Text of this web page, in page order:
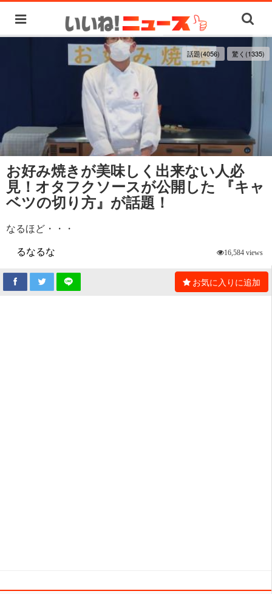
話題(4056) 驚く(1335)
お好み焼きが美味しく出来ない人必
見！オタフクソースが公開した 『キャ
ベツの切り方』が話題！
なるほど・・・
るなるな
16,584 views
お気に入りに追加